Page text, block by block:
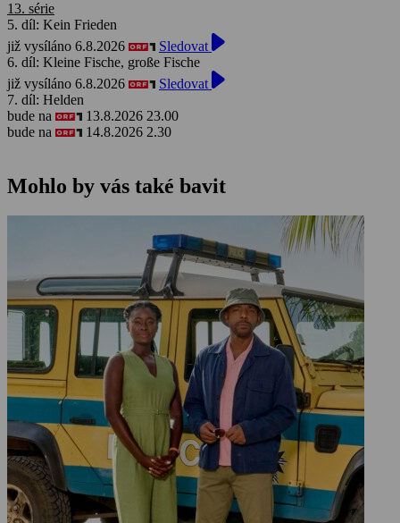
13. série
5. díl: Kein Frieden
již vysíláno 6.8.2026
Sledovat
6. díl: Kleine Fische, große Fische
již vysíláno 6.8.2026
Sledovat
7. díl: Helden
bude na
13.8.2026 23.00
bude na
14.8.2026 2.30
Mohlo by vás také bavit